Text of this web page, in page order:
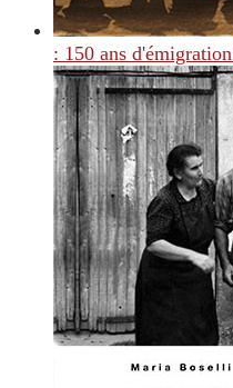
: 150 ans d'émigration